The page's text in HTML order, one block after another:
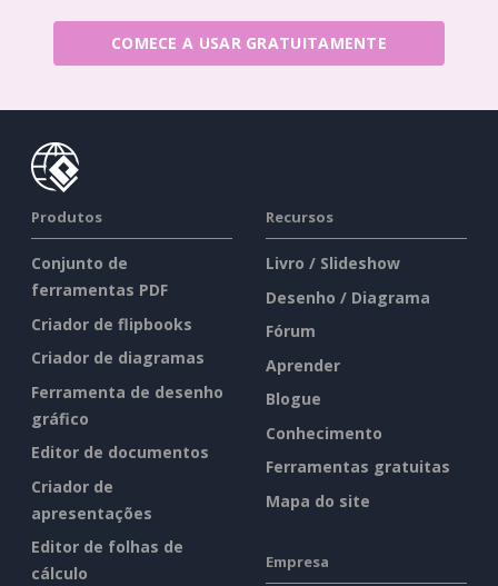
COMECE A USAR GRATUITAMENTE
Produtos
Conjunto de
ferramentas PDF
Criador de flipbooks
Criador de diagramas
Ferramenta de desenho
gráfico
Editor de documentos
Criador de
apresentações
Editor de folhas de
cálculo
Recursos
Livro / Slideshow
Desenho / Diagrama
Fórum
Aprender
Blogue
Conhecimento
Ferramentas gratuitas
Mapa do site
Empresa